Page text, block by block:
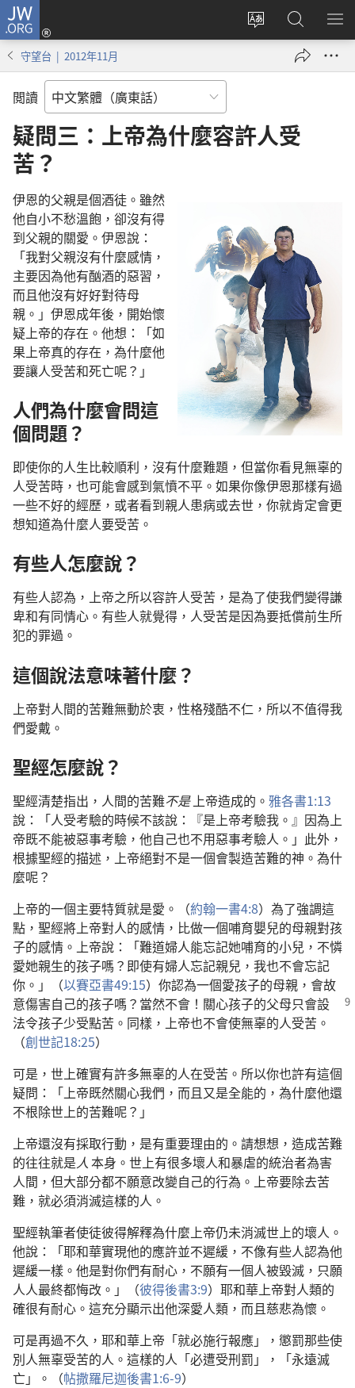
JW.ORG
更
言
登
錄
（開
窗）
搜
尋
JW.ORG
顯
守望台 | 2012年11月
閲讀
疑問三：上帝為什麼容許人受
苦？
伊恩的父親是個酒徒。雖然
他自小不愁溫飽，卻沒有得
到父親的關愛。伊恩說：
「我對父親沒有什麼感情，
主要因為他有酗酒的惡習，
而且他沒有好好對待母
親。」伊恩成年後，開始懷
疑上帝的存在。他想：「如
果上帝真的存在，為什麼他
要讓人受苦和死亡呢？」
人們為什麼會問這
個問題？
即使你的人生比較順利，沒有什麼難題，但當你看見無辜的
人受苦時，也可能會感到氣憤不平。如果你像伊恩那樣有過
一些不好的經歷，或者看到親人患病或去世，你就肯定會更
想知道為什麼人要受苦。
有些人怎麼說？
有些人認為，上帝之所以容許人受苦，是為了使我們變得謙
卑和有同情心。有些人就覺得，人受苦是因為要抵償前生所
犯的罪過。
這個說法意味著什麼？
上帝對人間的苦難無動於衷，性格殘酷不仁，所以不值得我
們愛戴。
聖經怎麼說？
聖經清楚指出，人間的苦難不是上帝造成的。 雅各書1:13
說：「人受考驗的時候不該說：『是上帝考驗我。』因為上
帝既不能被惡事考驗，他自己也不用惡事考驗人。」此外，
根據聖經的描述，上帝絕對不是一個會製造苦難的神。為什
麼呢？
上帝的一個主要特質就是愛。（約翰一書4:8）為了強調這
點，聖經將上帝對人的感情，比做一個哺育嬰兒的母親對孩
子的感情。上帝說：「難道婦人能忘記她哺育的小兒，不憐
愛她親生的孩子嗎？即使有婦人忘記親兒，我也不會忘記
你。」（以賽亞書49:15）你認為一個愛孩子的母親，會故
意傷害自己的孩子嗎？當然不會！關心孩子的父母只會設
法令孩子少受點苦。同樣，上帝也不會使無辜的人受苦。
（創世記18:25）
可是，世上確實有許多無辜的人在受苦。所以你也許有這個
疑問：「上帝既然關心我們，而且又是全能的，為什麼他還
不根除世上的苦難呢？」
上帝還沒有採取行動，是有重要理由的。請想想，造成苦難
的往往就是人本身。世上有很多壞人和暴虐的統治者為害
人間，但大部分都不願意改變自己的行為。上帝要除去苦
難，就必須消滅這樣的人。
聖經執筆者使徒彼得解釋為什麼上帝仍未消滅世上的壞人。
他說：「耶和華實現他的應許並不遲緩，不像有些人認為他
遲緩一樣。他是對你們有耐心，不願有一個人被毀滅，只願
人人最終都悔改。」（彼得後書3:9）耶和華上帝對人類的
確很有耐心。這充分顯示出他深愛人類，而且慈悲為懷。
可是再過不久，耶和華上帝「就必施行報應」，懲罰那些使
別人無辜受苦的人。這樣的人「必遭受刑罰」，「永遠滅
亡」。（帖撒羅尼迦後書1:6-9）